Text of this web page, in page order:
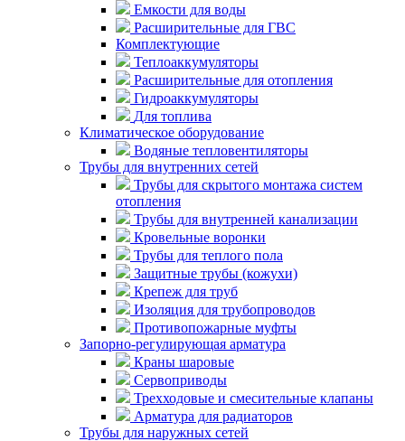
Емкости для воды
Расширительные для ГВС
Комплектующие
Теплоаккумуляторы
Расширительные для отопления
Гидроаккумуляторы
Для топлива
Климатическое оборудование
Водяные тепловентиляторы
Трубы для внутренних сетей
Трубы для скрытого монтажа систем
отопления
Трубы для внутренней канализации
Кровельные воронки
Трубы для теплого пола
Защитные трубы (кожухи)
Крепеж для труб
Изоляция для трубопроводов
Противопожарные муфты
Запорно-регулирующая арматура
Краны шаровые
Сервоприводы
Трехходовые и смесительные клапаны
Арматура для радиаторов
Трубы для наружных сетей